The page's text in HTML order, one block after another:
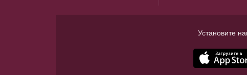
Установите